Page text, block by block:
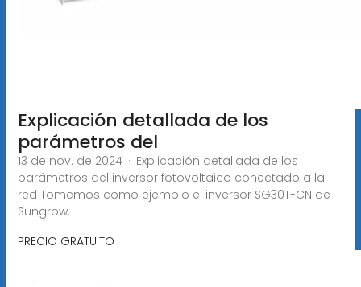
Explicación detallada de los
parámetros del
13 de nov. de 2024 · Explicación detallada de los
parámetros del inversor fotovoltaico conectado a la
red Tomemos como ejemplo el inversor SG30T-CN de
Sungrow.
PRECIO GRATUITO